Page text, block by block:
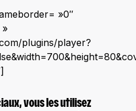
»0″
»
plugins/player?
vous les utilisez